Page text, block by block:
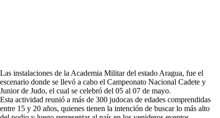
Las instalaciones de la Academia Militar del estado Aragua, fue el
escenario donde se llevó a cabo el Campeonato Nacional Cadete y
Junior de Judo, el cual se celebró del 05 al 07 de mayo.
Esta actividad reunió a más de 300 judocas de edades comprendidas
entre 15 y 20 años, quienes tienen la intención de buscar lo más alto